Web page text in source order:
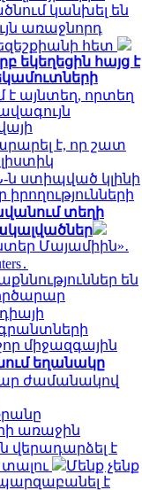
կանխել են
առաջնորդ
հետ
եկեղեցին հայց է
է այնտեղ, որտեղ
է, որ շատ
ստիպված կլինի
իրողությունների
տեղի
Մայամիին»․
են
միջազգային
եղանակը
ժամանակով
առաջին
վերադարձել է
Մենք չենք
է